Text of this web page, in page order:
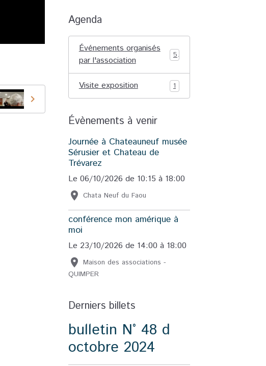
Agenda
Événements organisés
par l'association
5
Visite exposition 1
Évènements à venir
Journée à Chateauneuf musée
Sérusier et Chateau de
Trévarez
Le 06/10/2026 de 10:15 à 18:00
Chata Neuf du Faou
conférence mon amérique à
moi
Le 23/10/2026 de 14:00 à 18:00
Maison des associations -
QUIMPER
Derniers billets
bulletin N° 48 d
octobre 2024